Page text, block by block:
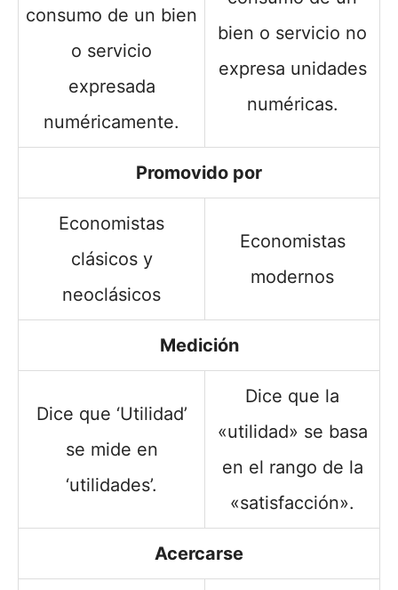
consumo de un bien
o servicio
expresada
numéricamente.
bien o servicio no
expresa unidades
numéricas.
Promovido por
Economistas
clásicos y
neoclásicos
Economistas
modernos
Medición
Dice que ‘Utilidad’
se mide en
‘utilidades’.
Dice que la
«utilidad» se basa
en el rango de la
«satisfacción».
Acercarse